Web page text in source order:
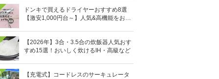
ドンキで買えるドライヤーおすすめ8選
【激安1,000円台～】人気&高機能をお得
【2026年】3合・3.5合の炊飯器人気おす
すめ15選！おいしく炊けるIH・高級など
【充電式】コードレスのサーキュレータ